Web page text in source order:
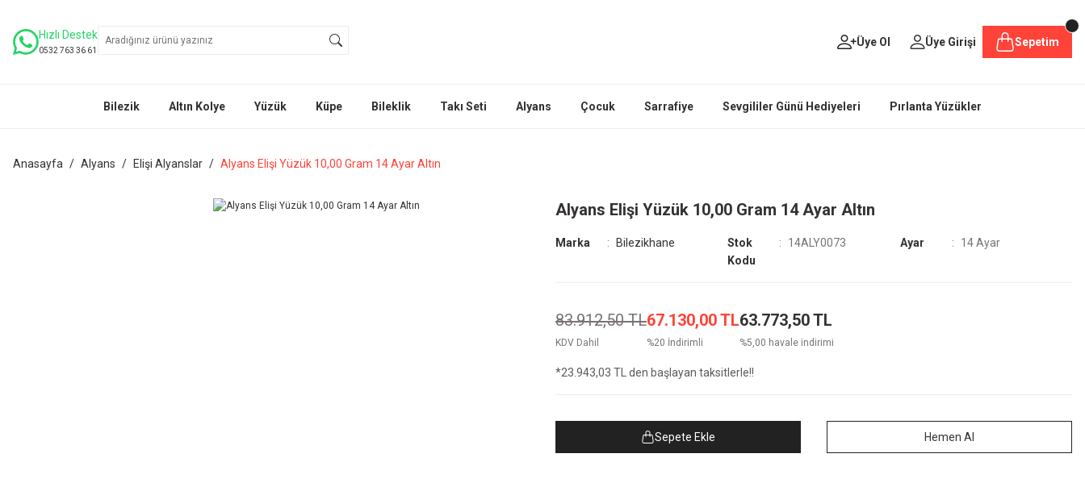
Hızlı Destek
0532 763 36 61
Üye Ol Üye Girişi Sepetim
Bilezik Altın Kolye Yüzük Küpe Bileklik Takı Seti Alyans Çocuk Sarrafiye Sevgililer Günü Hediyeleri Pırlanta Yüzükler
Anasayfa Alyans Elişi Alyanslar Alyans Elişi Yüzük 10,00 Gram 14 Ayar Altın
Alyans Elişi Yüzük 10,00 Gram 14 Ayar Altın
Marka Bilezikhane
Stok
Kodu
14ALY0073 Ayar 14 Ayar
83.912,50 TL
KDV Dahil
67.130,00 TL
%20 İndirimli
63.773,50 TL
%5,00 havale indirimi
*23.943,03 TL den başlayan taksitlerle!!
Sepete Ekle Hemen Al